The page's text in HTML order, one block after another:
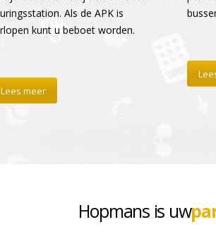
Als de APK is
kunt u beboet worden.
Lees meer
Hopmans is uwfull